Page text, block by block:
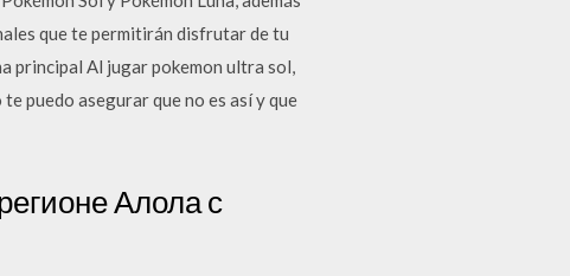
que te permitirán disfrutar de tu
principal Al jugar pokemon ultra sol,
puedo asegurar que no es así y que
Алола с